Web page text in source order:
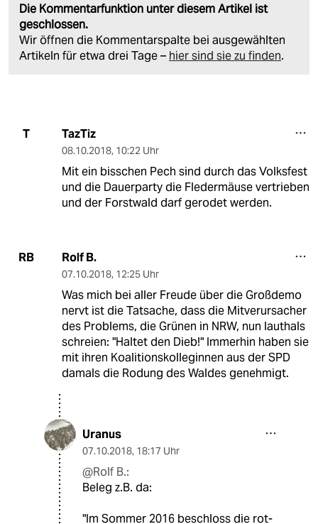
Die Kommentarfunktion unter diesem Artikel ist
geschlossen.
Wir öffnen die Kommentarspalte bei ausgewählten
Artikeln für etwa drei Tage – hier sind sie zu finden.
T TazTiz
08.10.2018, 10:22 Uhr
Mit ein bisschen Pech sind durch das Volksfest
und die Dauerparty die Fledermäuse vertrieben
und der Forstwald darf gerodet werden.
RB Rolf B.
07.10.2018, 12:25 Uhr
Was mich bei aller Freude über die Großdemo
nervt ist die Tatsache, dass die Mitverursacher
des Problems, die Grünen in NRW, nun lauthals
schreien: "Haltet den Dieb!" Immerhin haben sie
mit ihren Koalitionskolleginnen aus der SPD
damals die Rodung des Waldes genehmigt.
Uranus
07.10.2018, 18:17 Uhr
@Rolf B.:
Beleg z.B. da:
"Im Sommer 2016 beschloss die rot-